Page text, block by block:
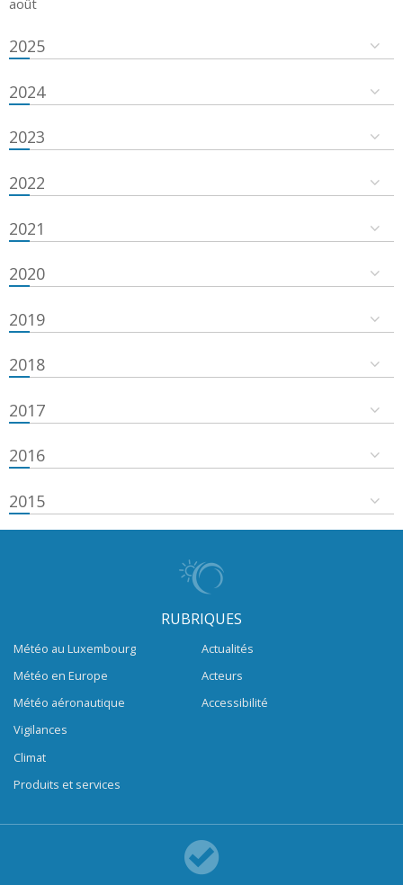
2025
2024
2023
2022
2021
2020
2019
2018
2017
2016
2015
RUBRIQUES
Météo au Luxembourg
Météo en Europe
Météo aéronautique
Vigilances
Climat
Produits et services
Actualités
Acteurs
Accessibilité